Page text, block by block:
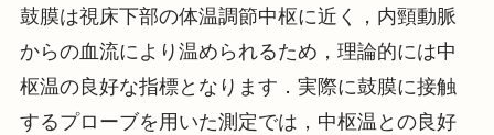
鼓膜は視床下部の体温調節中枢に近く，内頸動脈
からの血流により温められるため，理論的には中
枢温の良好な指標となります．実際に鼓膜に接触
するプローブを用いた測定では，中枢温との良好